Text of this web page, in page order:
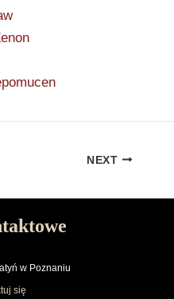
NEXT
w Poznaniu
się